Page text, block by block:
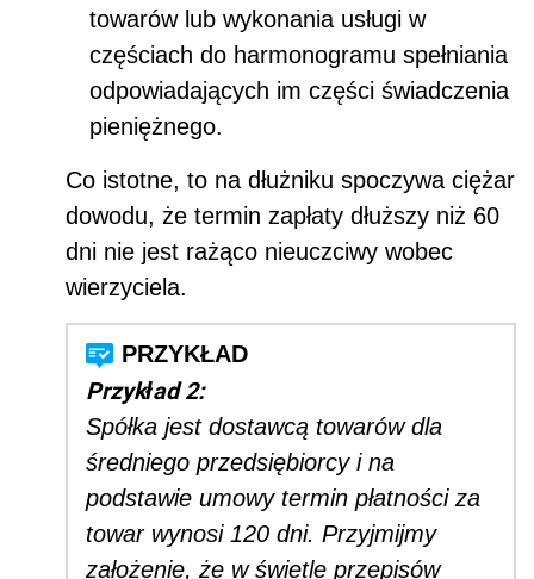
towarów lub wykonania usługi w
częściach do harmonogramu spełniania
odpowiadających im części świadczenia
pieniężnego.
Co istotne, to na dłużniku spoczywa ciężar
dowodu, że termin zapłaty dłuższy niż 60
dni nie jest rażąco nieuczciwy wobec
wierzyciela.
Przykład 2:
Spółka jest dostawcą towarów dla
średniego przedsiębiorcy i na
podstawie umowy termin płatności za
towar wynosi 120 dni. Przyjmijmy
założenie, że w świetle przepisów